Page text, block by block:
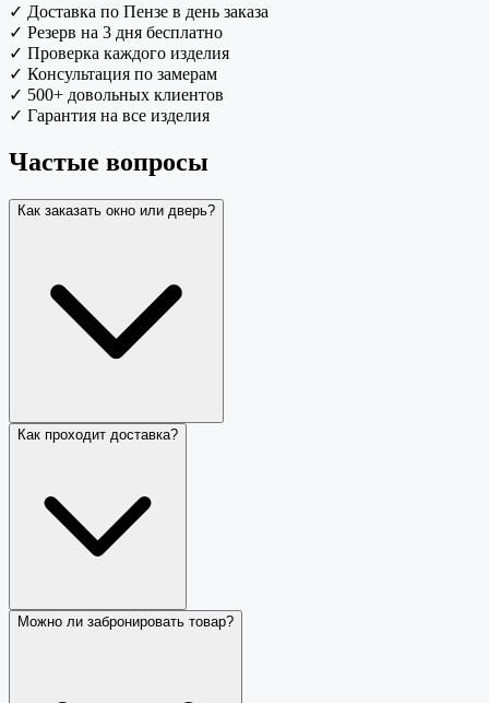
✓ Доставка по Пензе в день заказа
✓ Резерв на 3 дня бесплатно
✓ Проверка каждого изделия
✓ Консультация по замерам
✓ 500+ довольных клиентов
✓ Гарантия на все изделия
Частые вопросы
Как заказать окно или дверь?
Как проходит доставка?
Можно ли забронировать товар?